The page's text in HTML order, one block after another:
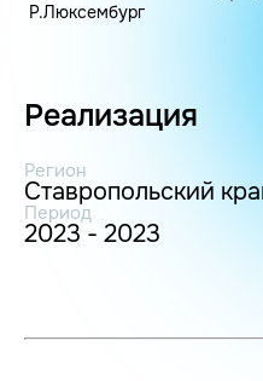
Р.Люксембург
Реализация
Регион
Ставропольский
Период
2023 - 2023